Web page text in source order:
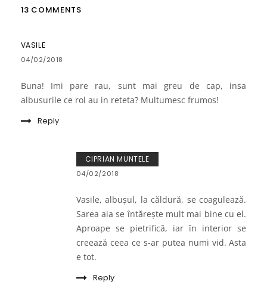
13 COMMENTS
VASILE
04/02/2018
Buna! Imi pare rau, sunt mai greu de cap, insa
albusurile ce rol au in reteta? Multumesc frumos!
Reply
CIPRIAN MUNTELE
04/02/2018
Vasile, albușul, la căldură, se coagulează.
Sarea aia se întărește mult mai bine cu el.
Aproape se pietrifică, iar în interior se
creează ceea ce s-ar putea numi vid. Asta
e tot.
Reply